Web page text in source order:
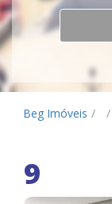
Beg Imóveis / /
9